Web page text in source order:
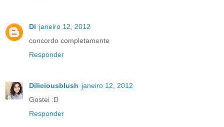
Di janeiro 12, 2012
concordo completamente
Responder
Diliciousblush janeiro 12, 2012
Gostei :D
Responder